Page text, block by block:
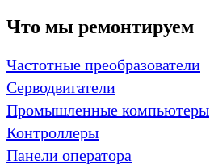
Что мы ремонтируем
Частотные преобразователи
Серводвигатели
Промышленные компьютеры
Контроллеры
Панели оператора